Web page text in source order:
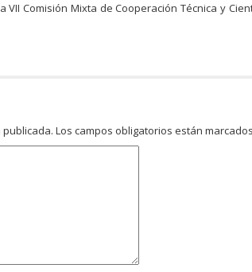
VII Comisión Mixta de Cooperación Técnica y
Los campos obligatorios están